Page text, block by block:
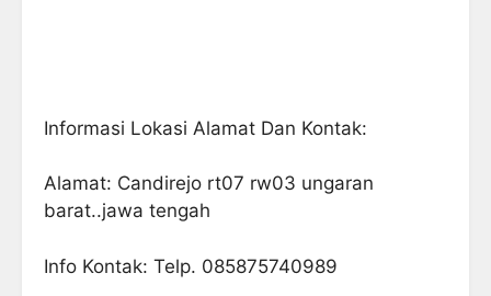
Informasi Lokasi Alamat Dan Kontak:
Alamat: Candirejo rt07 rw03 ungaran
barat..jawa tengah
Info Kontak: Telp. 085875740989